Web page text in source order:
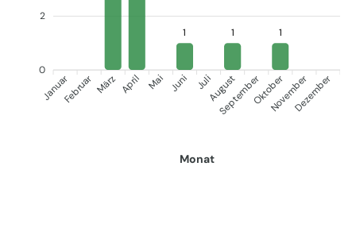
2
0
1 1 1
JanuarFebruar März April Mai Juni JuliAugust
SeptemberOktoberNovemberDezember
Monat